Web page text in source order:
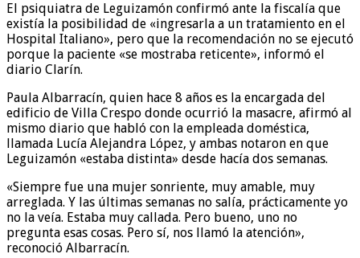
El psiquiatra de Leguizamón confirmó ante la fiscalía que
existía la posibilidad de «ingresarla a un tratamiento en el
Hospital Italiano», pero que la recomendación no se ejecutó
porque la paciente «se mostraba reticente», informó el
diario Clarín.
Paula Albarracín, quien hace 8 años es la encargada del
edificio de Villa Crespo donde ocurrió la masacre, afirmó al
mismo diario que habló con la empleada doméstica,
llamada Lucía Alejandra López, y ambas notaron en que
Leguizamón «estaba distinta» desde hacía dos semanas.
«Siempre fue una mujer sonriente, muy amable, muy
arreglada. Y las últimas semanas no salía, prácticamente yo
no la veía. Estaba muy callada. Pero bueno, uno no
pregunta esas cosas. Pero sí, nos llamó la atención»,
reconoció Albarracín.